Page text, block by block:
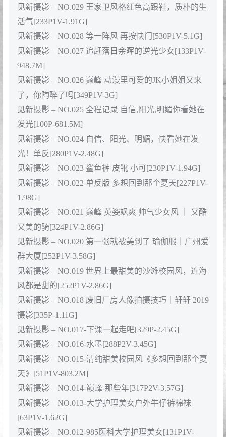
见新摄影 – NO.029 王家卫风格红色高跟鞋，质朴的生
活气[233P1V-1.91G]
见新摄影 – NO.028 等一阵风 再按快门[530P1V-5.1G]
见新摄影 – NO.027 追赶落日余晖的逆光少女[133P1V-
948.7M]
见新摄影 – NO.026 巅峰 动漫里可爱的JK小姐姐又来
了，你陶醉了吗[349P1V-3G]
见新摄影 – NO.025 全程记录 自信,阳光,明媚你看她在
发光[100P-681.5M]
见新摄影 – NO.024 自信、阳光、明媚，快看她在发
光！单反[280P1V-2.48G]
见新摄影 – NO.023 鲨鱼裤 皮靴 小可[230P1V-1.94G]
见新摄影 – NO.022 单反版 多想回到那个夏天[227P1V-
1.98G]
见新摄影 – NO.021 巅峰 英姿飒爽 帅气少女风 ｜ 又酷
又美的骑[324P1V-2.86G]
见新摄影 – NO.020 第一张就被美到了 瑜伽服｜广州爱
群大厦[252P1V-3.58G]
见新摄影 – NO.019 世界上最甜美的沙滩校园风，连海
风都是甜的[252P1V-2.86G]
见新摄影 – NO.018 废旧厂房人像拍摄技巧｜轩轩 2019
摄影[335P-1.11G]
见新摄影 – NO.017-下课一起走吧[329P-2.45G]
见新摄影 – NO.016-水墨[288P2V-3.45G]
见新摄影 – NO.015-清纯甜美校园风《多想回到那个夏
天》[51P1V-803.2M]
见新摄影 – NO.014-巅峰-那些年[317P2V-3.57G]
见新摄影 – NO.013-大学护理美女户外牛仔裤棉袜
[63P1V-1.62G]
见新摄影 – NO.012-985医科大学护理美女[131P1V-